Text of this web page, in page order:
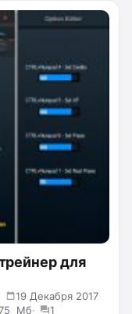
для
19 Декабря 2017
Мб 1